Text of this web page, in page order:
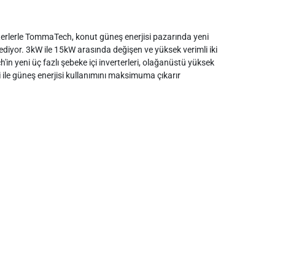
TommaTech, konut güneş enerjisi pazarında yeni
3kW ile 15kW arasında değişen ve yüksek verimli iki
yeni üç fazlı şebeke içi inverterleri, olağanüstü yüksek
güneş enerjisi kullanımını maksimuma çıkarır